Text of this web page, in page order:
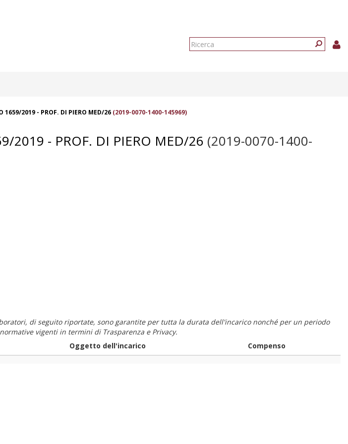
Form
2019 - PROF. DI PIERO MED/26 (2019-0070-1400-145969)
2019 - PROF. DI PIERO MED/26 (2019-0070-1400-
di seguito riportate, sono garantite per tutta la durata dell'incarico nonché per un periodo
vigenti in termini di Trasparenza e Privacy.
Oggetto dell'incarico Compenso